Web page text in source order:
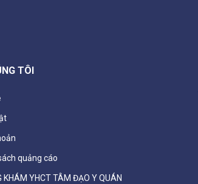
TÔI
quảng cáo
KHÁM YHCT TÂM ĐẠO Y QUÁN